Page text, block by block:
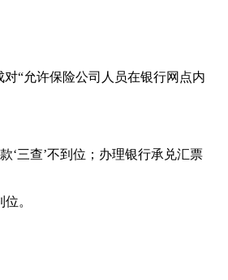
“允许保险公司人员在银行网点内
‘三查’不到位；办理银行承兑汇票
。